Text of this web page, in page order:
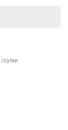
/сутки